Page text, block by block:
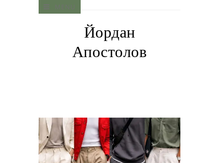
Йордан
Апостолов